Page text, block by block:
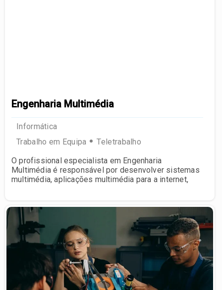
Engenharia Multimédia
Informática
Trabalho em Equipa
Teletrabalho
O profissional especialista em Engenharia
Multimédia é responsável por desenvolver sistemas
multimédia, aplicações multimédia para a internet,